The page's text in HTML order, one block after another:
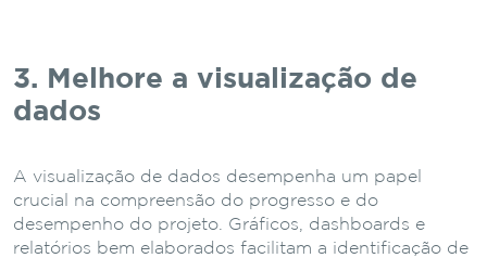
3. Melhore a visualização de
dados
A visualização de dados desempenha um papel
crucial na compreensão do progresso e do
desempenho do projeto. Gráficos, dashboards e
relatórios bem elaborados facilitam a identificação de